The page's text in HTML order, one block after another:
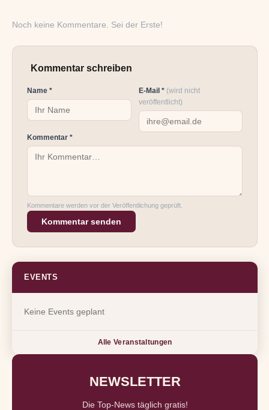
Noch keine Kommentare. Sei der Erste!
Kommentar schreiben
Name * E-Mail * (wird nicht
veröffentlicht)
Kommentar *
Kommentare werden vor der Veröffentlichung geprüft.
Kommentar senden
EVENTS
Keine Events geplant
Alle Veranstaltungen
NEWSLETTER
Die Top-News täglich gratis!